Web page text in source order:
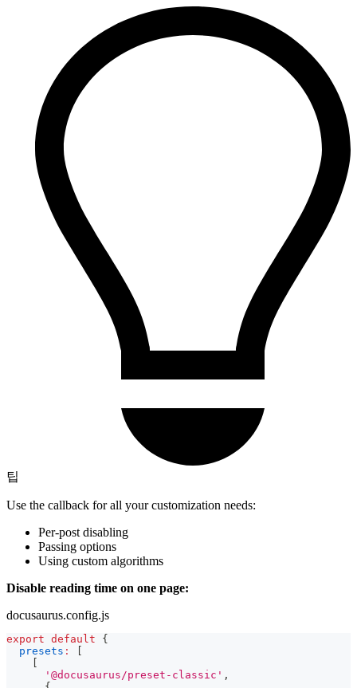
팁
Use the callback for all your customization needs:
Per-post disabling
Passing options
Using custom algorithms
Disable reading time on one page:
docusaurus.config.js
export default
{
presets :
'@docusaurus/preset-classic' ,